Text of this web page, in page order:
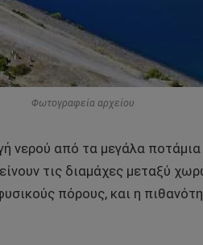
Φωτογραφεία αρχείου
νερού από τα μεγάλα
τις διαμάχες μεταξύ
πόρους, και η